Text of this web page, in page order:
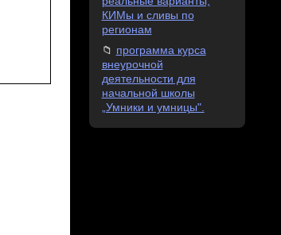
КИМы и сливы по
регионам
программа курса
внеурочной
деятельности для
начальной школы
„Умники и умницы".